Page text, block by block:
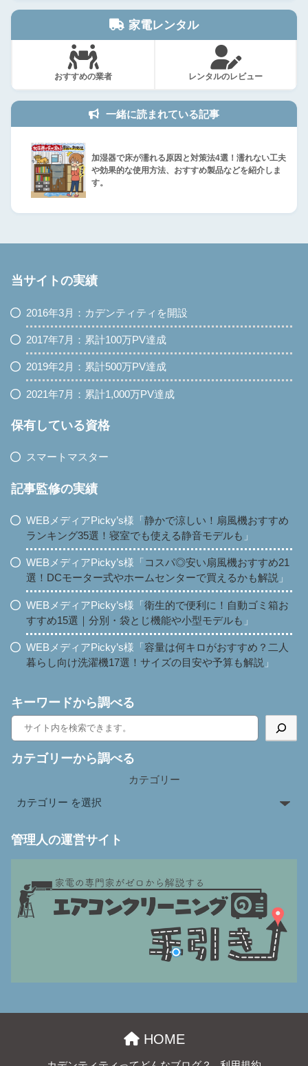
家電レンタル
おすすめの業者 レンタルのレビュー
一緒に読まれている記事
加湿器で床が濡れる原因と対策法4選！濡れない工夫
や効果的な使用方法、おすすめ製品などを紹介しま
す。
当サイトの実績
2016年3月：カデンティティを開設
2017年7月：累計100万PV達成
2019年2月：累計500万PV達成
2021年7月：累計1,000万PV達成
保有している資格
スマートマスター
記事監修の実績
WEBメディアPicky’s様「静かで涼しい！扇風機おすすめ
ランキング35選！寝室でも使える静音モデルも 」
WEBメディアPicky’s様「 コスパ◎安い扇風機おすすめ21
選！DCモーター式やホームセンターで買えるかも解説 」
WEBメディアPicky’s様「衛生的で便利に！自動ゴミ箱お
すすめ15選｜分別・袋とじ機能や小型モデルも 」
WEBメディアPicky’s様「容量は何キロがおすすめ？二人
暮らし向け洗濯機17選！サイズの目安や予算も解説 」
キーワードから調べる
カテゴリーから調べる
カテゴリー
管理人の運営サイト
HOME